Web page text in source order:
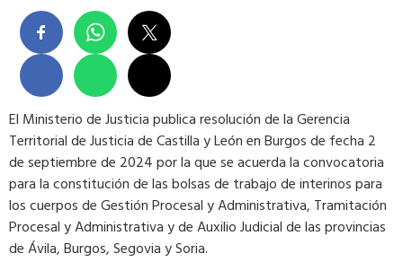
El Ministerio de Justicia publica resolución de la Gerencia
Territorial de Justicia de Castilla y León en Burgos de fecha 2
de septiembre de 2024 por la que se acuerda la convocatoria
para la constitución de las bolsas de trabajo de interinos para
los cuerpos de Gestión Procesal y Administrativa, Tramitación
Procesal y Administrativa y de Auxilio Judicial de las provincias
de Ávila, Burgos, Segovia y Soria.